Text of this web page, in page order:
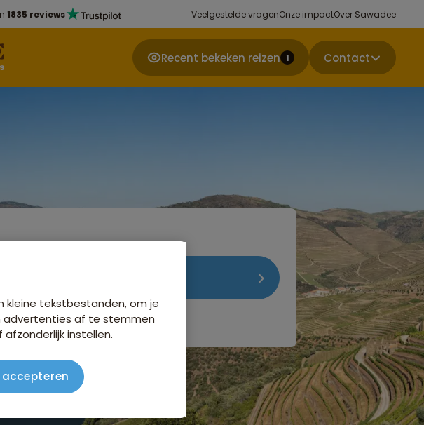
1835 reviews Veelgestelde vragenOnze impactOver Sawadee
Recent bekeken reizen 1 Contact
kleine tekstbestanden, om je
advertenties af te stemmen
instellen.